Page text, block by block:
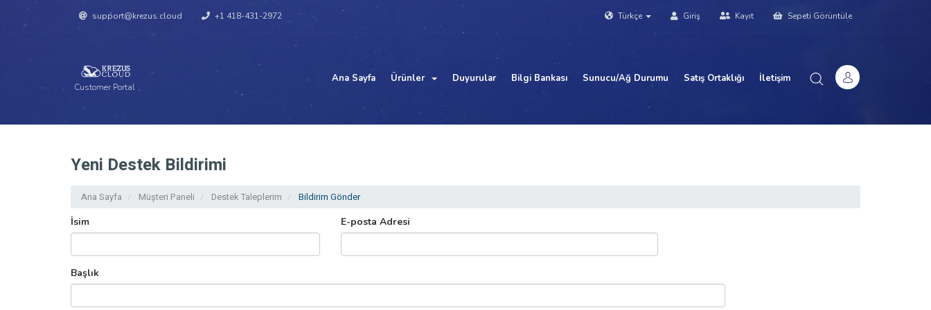
support@krezus.cloud +1 418-431-2972 Türkçe Giriş Kayıt Sepeti Görüntüle
Customer Portal
Ana Sayfa Ürünler Duyurular Bilgi Bankası Sunucu/Ağ Durumu Satış Ortaklığı İletişim
Yeni Destek Bildirimi
Ana Sayfa Müşteri Paneli Destek Taleplerim
Bildirim Gönder
İsim
E-posta Adresi
Başlık